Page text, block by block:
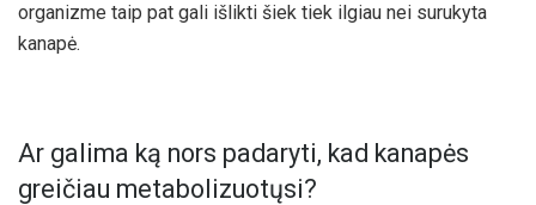
organizme taip pat gali išlikti šiek tiek ilgiau nei surukyta
kanapė.
Ar galima ką nors padaryti, kad kanapės
greičiau metabolizuotųsi?